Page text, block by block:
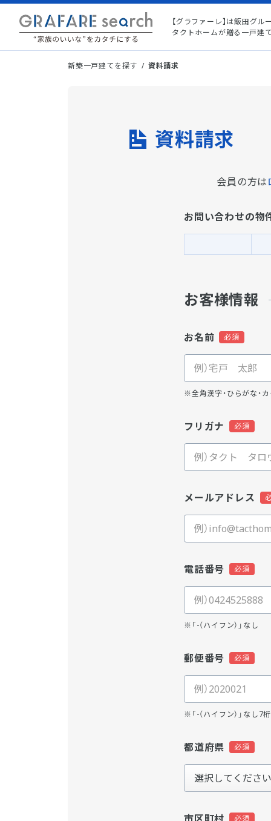
【グラファーレ】は飯田グ
タクトホームが贈る一戸建
新築一戸建てを探す 資料請求
資料請求
会員の方は
お問い合わせの物
お客様情報
お名前
※全角漢字・ひらがな・
フリガナ
メールアドレス
電話番号
※「-（ハイフン）」なし
郵便番号
※「-（ハイフン）」なし7
都道府県